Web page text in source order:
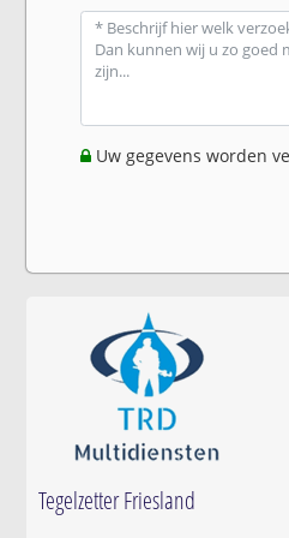
Uw gegevens worden
Tegelzetter Friesland